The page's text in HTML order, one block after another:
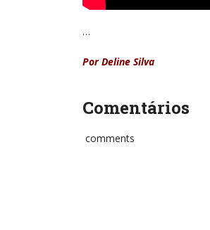
…
Por Deline Silva
Comentários
comments